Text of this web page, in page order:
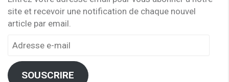
site et recevoir une notification de chaque nouvel
article par email.
Adresse
mail
SOUSCRIRE